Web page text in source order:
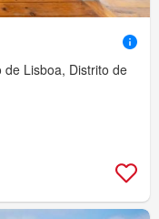
Lisboa, Distrito de